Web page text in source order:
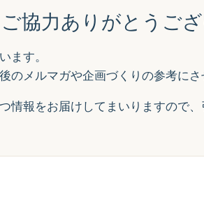
協力ありがとうご
ます。
のメルマガや企画づくりの参考にさ
情報をお届けしてまいりますので